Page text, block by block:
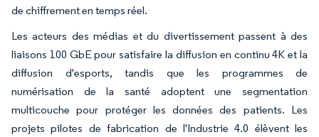
de chiffrement en temps réel.
Les acteurs des médias et du divertissement passent à des
liaisons 100 GbE pour satisfaire la diffusion en continu 4K et la
diffusion d'esports, tandis que les programmes de
numérisation de la santé adoptent une segmentation
multicouche pour protéger les données des patients. Les
projets pilotes de fabrication de l'Industrie 4.0 élèvent les